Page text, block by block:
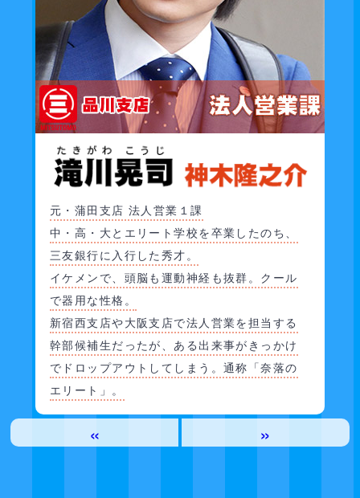
元・蒲田支店 法人営業１課
中・高・大とエリート学校を卒業したのち、
三友銀行に入行した秀才。
イケメンで、頭脳も運動神経も抜群。クール
で器用な性格。
新宿西支店や大阪支店で法人営業を担当する
幹部候補生だったが、ある出来事がきっかけ
でドロップアウトしてしまう。通称「奈落の
エリート」。
« »